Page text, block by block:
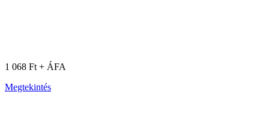
1 068 Ft + ÁFA
Megtekintés